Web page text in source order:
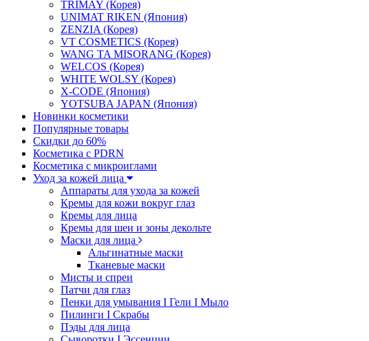
TRIMAY (Корея)
UNIMAT RIKEN (Япония)
ZENZIA (Корея)
VT COSMETICS (Корея)
WANG TA MISORANG (Корея)
WELCOS (Корея)
WHITE WOLSY (Корея)
X-CODE (Япония)
YOTSUBA JAPAN (Япония)
Новинки косметики
Популярные товары
Скидки до 60%
Косметика с PDRN
Косметика с микроиглами
Уход за кожей лица
Аппараты для ухода за кожей
Кремы для кожи вокруг глаз
Кремы для лица
Кремы для шеи и зоны декольте
Маски для лица
Альгинатные маски
Тканевые маски
Мисты и спреи
Патчи для глаз
Пенки для умывания I Гели I Мыло
Пилинги I Cкрабы
Пэды для лица